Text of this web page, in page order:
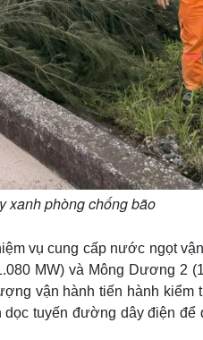
xanh phòng chống bão
vụ cung cấp nước ngọt
MW) và Mông Dương 2
vận hành tiến hành kiểm
tuyến đường dây điện để